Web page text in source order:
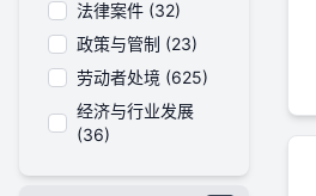
法律案件 (32)
政策与管制 (23)
劳动者处境 (625)
经济与行业发展
(36)